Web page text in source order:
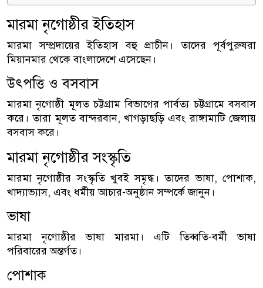
মারমা নৃগোষ্ঠীর ইতিহাস
মারমা সম্প্রদায়ের ইতিহাস বহু প্রাচীন। তাদের পূর্বপুরুষরা
মিয়ানমার থেকে বাংলাদেশে এসেছেন।
উৎপত্তি ও বসবাস
মারমা নৃগোষ্ঠী মূলত চট্টগ্রাম বিভাগের পার্বত্য চট্টগ্রামে বসবাস
করে। তারা মূলত বান্দরবান, খাগড়াছড়ি এবং রাঙ্গামাটি জেলায়
বসবাস করে।
মারমা নৃগোষ্ঠীর সংস্কৃতি
মারমা নৃগোষ্ঠীর সংস্কৃতি খুবই সমৃদ্ধ। তাদের ভাষা, পোশাক,
খাদ্যাভ্যাস, এবং ধর্মীয় আচার-অনুষ্ঠান সম্পর্কে জানুন।
ভাষা
মারমা নৃগোষ্ঠীর ভাষা মারমা। এটি তিব্বতি-বর্মী ভাষা
পরিবারের অন্তর্গত।
পোশাক